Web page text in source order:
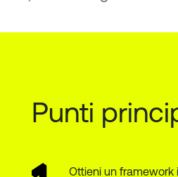
Punti
Ottieni un framework